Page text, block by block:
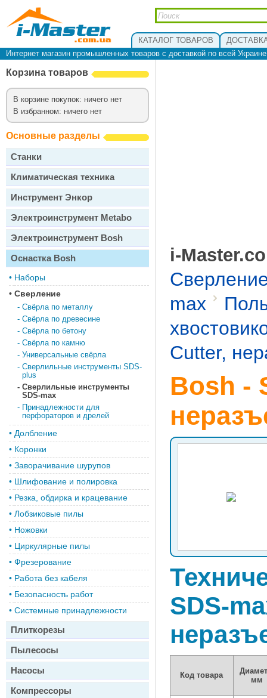
КАТАЛОГ ТОВАРОВ
Интернет магазин промышленных товаров с доставкой по всей
Корзина товаров
В корзине покупок: ничего нет
В избранном: ничего нет
Основные разделы
Станки
Климатическая техника
Инструмент Энкор
Электроинструмент Metabo
Электроинструмент Bosh
Оснастка Bosh
• Наборы
• Сверление
- Свёрла по металлу
- Свёрла по древесине
- Свёрла по бетону
- Свёрла по камню
- Универсальные свёрла
- Сверлильные инструменты SDS-
plus
- Сверлильные инструменты
SDS-max
- Принадлежности для
перфораторов и дрелей
• Долбление
• Коронки
• Заворачивание шурупов
• Шлифование и полировка
• Резка, обдирка и крацевание
• Лобзиковые пилы
• Ножовки
• Циркулярные пилы
• Фрезерование
• Работа без кабеля
• Безопасность работ
• Системные принадлежности
Плиткорезы
Пылесосы
Насосы
Компрессоры
i-
max
Cutter,
Bosh -
SDS-
Код товара
мм